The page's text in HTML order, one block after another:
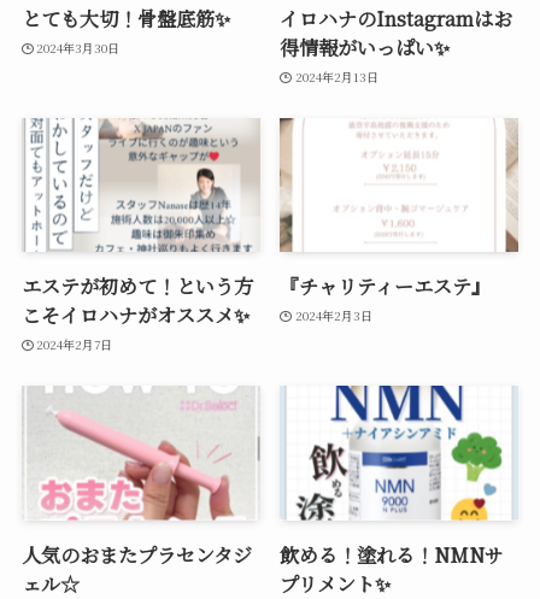
とても大切！骨盤底筋✨
2024年3月30日
イロハナのInstagramはお
得情報がいっぱい✨
2024年2月13日
エステが初めて！という方
こそイロハナがオススメ✨
2024年2月7日
『チャリティーエステ』
2024年2月3日
人気のおまたプラセンタジ
ェル☆
飲める！塗れる！NMNサ
プリメント✨